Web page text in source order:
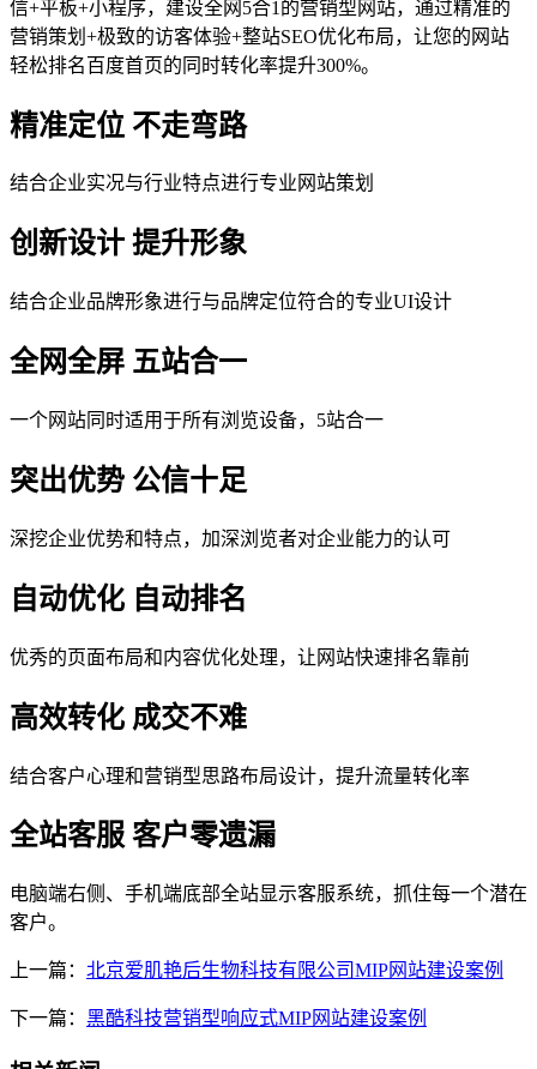
信+平板+小程序，建设全网5合1的营销型网站，通过精准的
营销策划+极致的访客体验+整站SEO优化布局，让您的网站
轻松排名百度首页的同时转化率提升300%。
精准定位 不走弯路
结合企业实况与行业特点进行专业网站策划
创新设计 提升形象
结合企业品牌形象进行与品牌定位符合的专业UI设计
全网全屏 五站合一
一个网站同时适用于所有浏览设备，5站合一
突出优势 公信十足
深挖企业优势和特点，加深浏览者对企业能力的认可
自动优化 自动排名
优秀的页面布局和内容优化处理，让网站快速排名靠前
高效转化 成交不难
结合客户心理和营销型思路布局设计，提升流量转化率
全站客服 客户零遗漏
电脑端右侧、手机端底部全站显示客服系统，抓住每一个潜在
客户。
上一篇： 北京爱肌艳后生物科技有限公司MIP网站建设案例
下一篇： 黑酷科技营销型响应式MIP网站建设案例